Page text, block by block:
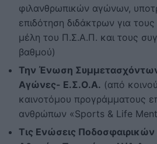
φιλανθρωπικών αγώνων,
επιδότηση διδάκτρων για
μέλη του Π.Σ.Α.Π. και τους
βαθμού)
Την Ένωση
Αγώνες- Ε.Σ.Ο.Α. (από
καινοτόμου προγράμματους
ανθρώπων «Sports & Life
Τις Ενώσεις